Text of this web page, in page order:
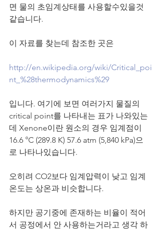
면 물의 초임계상태를 사용할수있을것
같습니다.
이 자료를 찾는데 참조한 곳은
http://en.wikipedia.org/wiki/Critical_poi
nt_%28thermodynamics%29
입니다. 여기에 보면 여러가지 물질의
critical point를 나타내는 표가 나와있는
데 Xenone이란 원소의 경우 임계점이
16.6 °C (289.8 K) ﻿57.6 atm (5,840 kPa)으
로 나타나있습니다.
오히려 CO2보다 임계압력이 낮고 임계
온도는 상온과 비슷합니다.
하지만 공기중에 존재하는 비율이 적어
서 공정에서 안 사용하는거라고 생각 하